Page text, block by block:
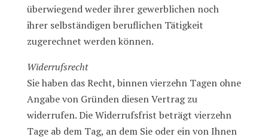
überwiegend weder ihrer gewerblichen noch
ihrer selbständigen beruflichen Tätigkeit
zugerechnet werden können.
Widerrufsrecht
Sie haben das Recht, binnen vierzehn Tagen ohne
Angabe von Gründen diesen Vertrag zu
widerrufen. Die Widerrufsfrist beträgt vierzehn
Tage ab dem Tag, an dem Sie oder ein von Ihnen